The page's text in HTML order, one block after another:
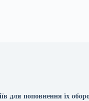
для поповнення їх